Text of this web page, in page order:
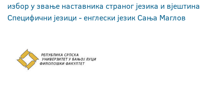
избор у звање наставника страног језика и вјештина
Специфични језици - енглески језик Сања Маглов